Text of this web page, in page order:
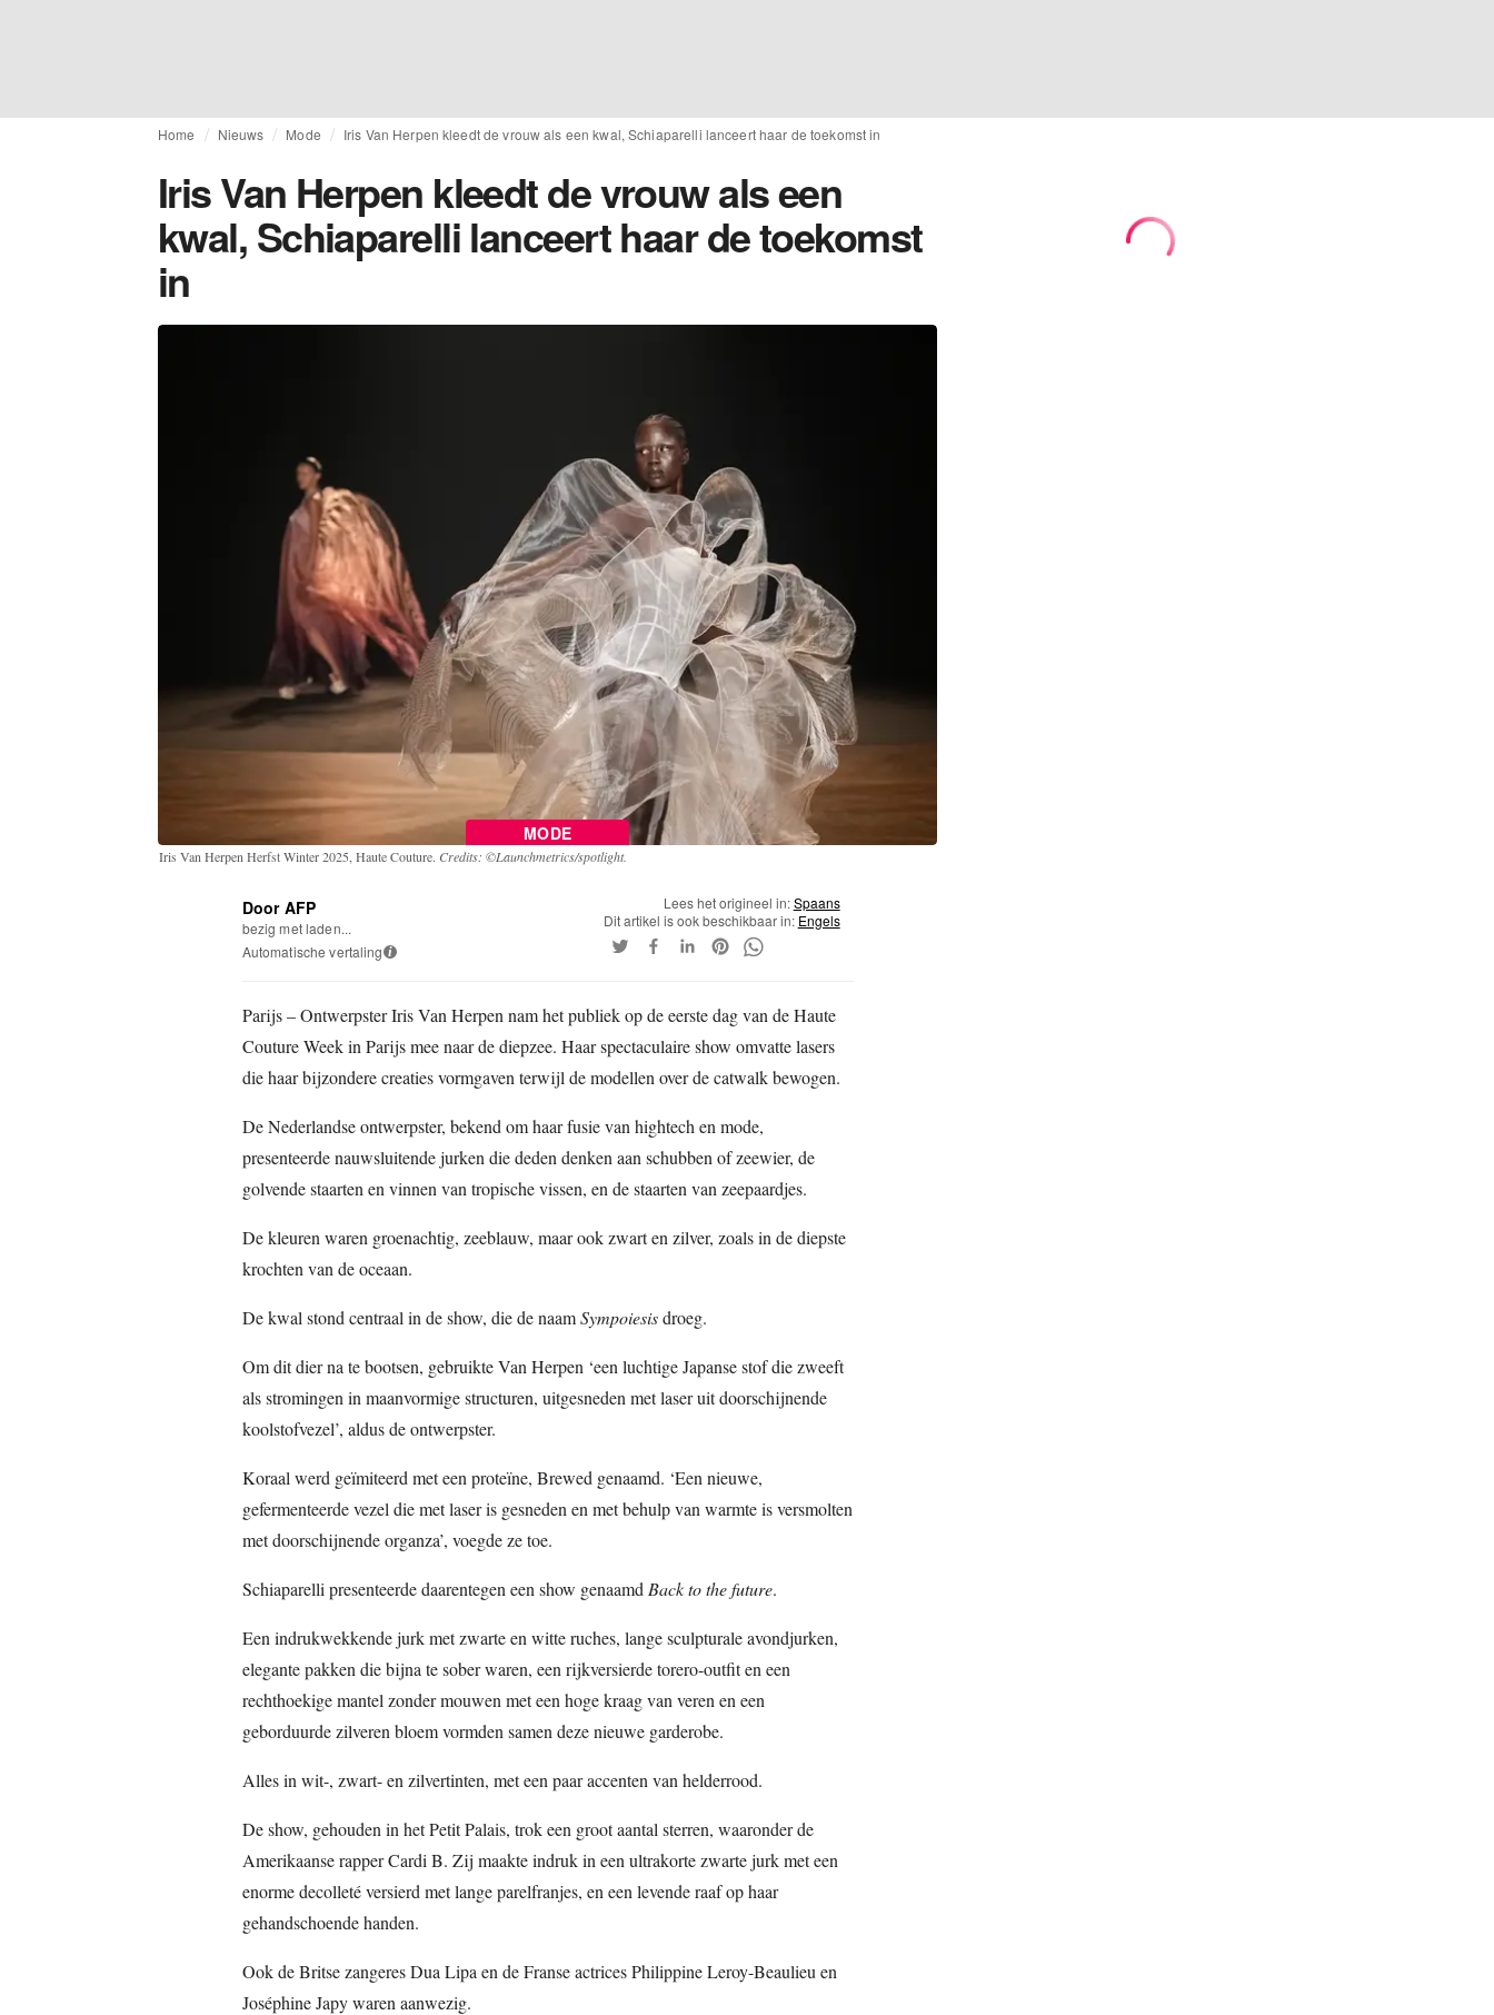
Home Nieuws Mode Iris Van Herpen kleedt de vrouw als een kwal, Schiaparelli lanceert haar de toekomst in
Iris Van Herpen kleedt de vrouw als een
kwal, Schiaparelli lanceert haar de toekomst
in
MODE
Iris Van Herpen Herfst Winter 2025, Haute Couture. Credits: ©Launchmetrics/spotlight.
Door AFP
bezig met laden...
Automatische vertaling i
Lees het origineel in:Spaans
Dit artikel is ook beschikbaar in: Engels
Parijs – Ontwerpster Iris Van Herpen nam het publiek op de eerste dag van de Haute
Couture Week in Parijs mee naar de diepzee. Haar spectaculaire show omvatte lasers
die haar bijzondere creaties vormgaven terwijl de modellen over de catwalk bewogen.
De Nederlandse ontwerpster, bekend om haar fusie van hightech en mode,
presenteerde nauwsluitende jurken die deden denken aan schubben of zeewier, de
golvende staarten en vinnen van tropische vissen, en de staarten van zeepaardjes.
De kleuren waren groenachtig, zeeblauw, maar ook zwart en zilver, zoals in de diepste
krochten van de oceaan.
De kwal stond centraal in de show, die de naamSympoiesisdroeg.
Om dit dier na te bootsen, gebruikte Van Herpen ‘een luchtige Japanse stof die zweeft
als stromingen in maanvormige structuren, uitgesneden met laser uit doorschijnende
koolstofvezel’, aldus de ontwerpster.
Koraal werd geïmiteerd met een proteïne, Brewed genaamd. ‘Een nieuwe,
gefermenteerde vezel die met laser is gesneden en met behulp van warmte is versmolten
met doorschijnende organza’, voegde ze toe.
Schiaparelli presenteerde daarentegen een show genaamd Back to the future.
Een indrukwekkende jurk met zwarte en witte ruches, lange sculpturale avondjurken,
elegante pakken die bijna te sober waren, een rijkversierde torero-outfit en een
rechthoekige mantel zonder mouwen met een hoge kraag van veren en een
geborduurde zilveren bloem vormden samen deze nieuwe garderobe.
Alles in wit-, zwart- en zilvertinten, met een paar accenten van helderrood.
De show, gehouden in het Petit Palais, trok een groot aantal sterren, waaronder de
Amerikaanse rapper Cardi B. Zij maakte indruk in een ultrakorte zwarte jurk met een
enorme decolleté versierd met lange parelfranjes, en een levende raaf op haar
gehandschoende handen.
Ook de Britse zangeres Dua Lipa en de Franse actrices Philippine Leroy-Beaulieu en
Joséphine Japy waren aanwezig.